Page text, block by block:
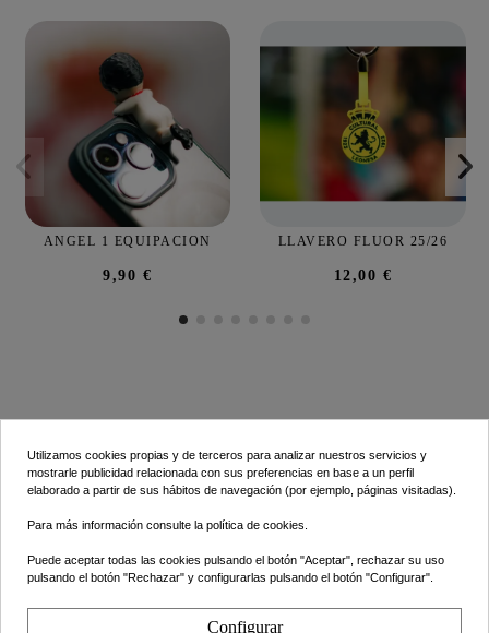
ANGEL 1 EQUIPACION
9,90 €
LLAVERO FLUOR 25/26
12,00 €
LO ÚLTIMO
CONTACTO
Utilizamos cookies propias y de terceros para analizar nuestros servicios y
mostrarle publicidad relacionada con sus preferencias en base a un perfil
elaborado a partir de sus hábitos de navegación (por ejemplo, páginas visitadas).
Para más información consulte la política de cookies
Puede aceptar todas las cookies pulsando el botón "Aceptar", rechazar su uso
pulsando el botón "Rechazar" y configurarlas pulsando el botón "Configurar".
Configurar